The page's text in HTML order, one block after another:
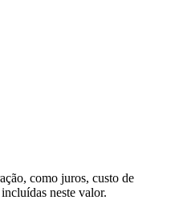
como juros, custo de
neste valor.